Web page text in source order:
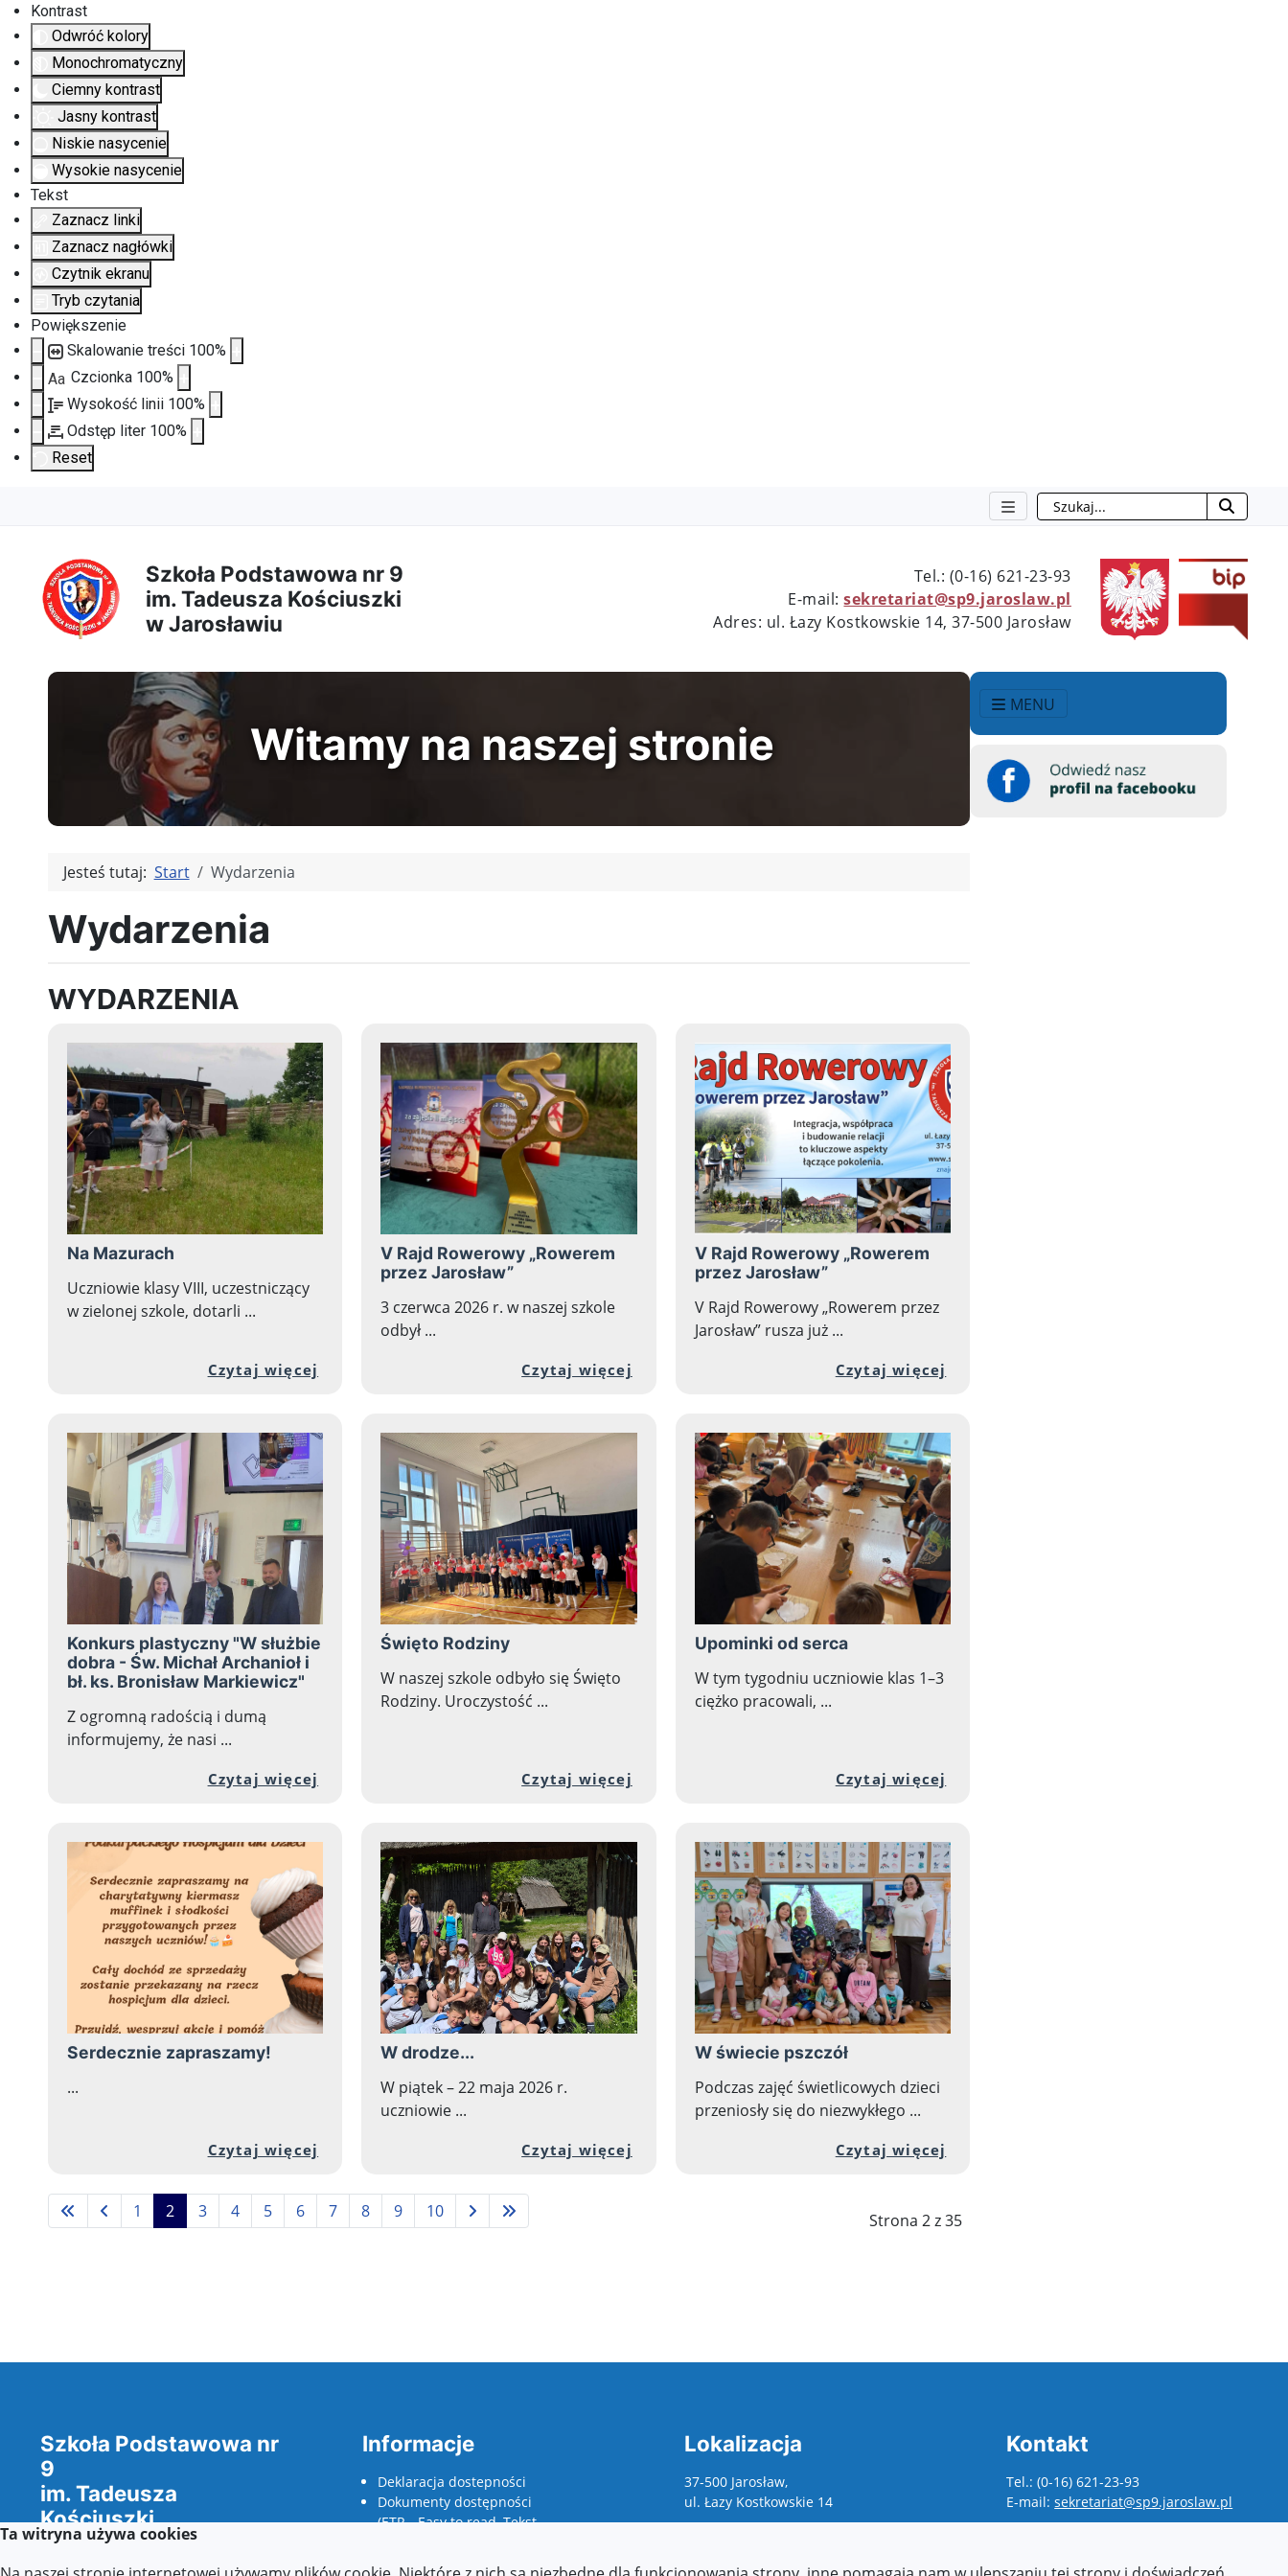
Kontrast
Odwróć kolory
Monochromatyczny
Ciemny kontrast
Jasny kontrast
Niskie nasycenie
Wysokie nasycenie
Tekst
Zaznacz linki
Zaznacz nagłówki
Czytnik ekranu
Tryb czytania
Powiększenie
Skalowanie treści 100%
Aa Czcionka 100%
Wysokość linii 100%
Odstęp liter 100%
Reset
treści
menu
wyszukiwarki
mapy
Szukaj
Szkoła Podstawowa nr 9
im. Tadeusza Kościuszki
w Jarosławiu
Tel.: (0-16) 621-23-93
E-mail:sekretariat@sp9.jaroslaw.pl
Adres: ul. Łazy Kostkowskie 14, 37-500 Jarosław
MENU
Witamy na naszej stronie
Jesteś tutaj: Start Wydarzenia
Wydarzenia
WYDARZENIA
Na Mazurach
Uczniowie klasy VIII, uczestniczący
w zielonej szkole, dotarli ...
Czytaj więcej Przejdź do pełnej zawartości artykułu: Na Mazurach
V Rajd Rowerowy „Rowerem
przez Jarosław”
3 czerwca 2026 r. w naszej szkole
odbył ...
Czytaj więcej Przejdź do pełnej zawartości artykułu: V Rajd Rowerowy „Rowerem przez
V Rajd Rowerowy „Rowerem
przez Jarosław”
V Rajd Rowerowy „Rowerem przez
Jarosław” rusza już ...
Czytaj więcej
Konkurs plastyczny "W służbie
dobra - Św. Michał Archanioł i
bł. ks. Bronisław Markiewicz"
Z ogromną radością i dumą
informujemy, że nasi ...
Czytaj więcej Przejdź do pełnej zawartości artykułu: Konkurs plastyczny "W służbie dobra - Św. Michał Archanioł i bł. ks.
Święto Rodziny
W naszej szkole odbyło się Święto
Rodziny. Uroczystość ...
Czytaj więcej Przejdź do pełnej zawartości artykułu: Święto Rodziny
Upominki od serca
W tym tygodniu uczniowie klas 1–3
ciężko pracowali, ...
Czytaj więcej
Serdecznie zapraszamy!
...
Czytaj więcej Przejdź do pełnej zawartości artykułu: Serdecznie zapraszamy!
W drodze...
W piątek – 22 maja 2026 r.
uczniowie ...
Czytaj więcej Przejdź do pełnej zawartości artykułu: W drodze...
W świecie pszczół
Podczas zajęć świetlicowych dzieci
przeniosły się do niezwykłego ...
Czytaj więcej
Strona 2 z 35
1 2 3 4 5 6 7 8 9 10
Szkoła Podstawowa nr
9
im. Tadeusza
Kościuszki
w Jarosławiu
Informacje
Deklaracja dostepności
Dokumenty dostępności
(ETR - Easy to read, Tekst
wnioski o zapewnienie
Lokalizacja
37-500 Jarosław,
ul. Łazy Kostkowskie 14
Kontakt
Tel.: (0-16) 621-23-93
E-mail:sekretariat@sp9.jaroslaw.pl
Ta witryna używa cookies